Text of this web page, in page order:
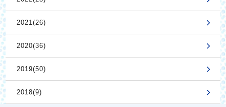
2021(26)
2020(36)
2019(50)
2018(9)